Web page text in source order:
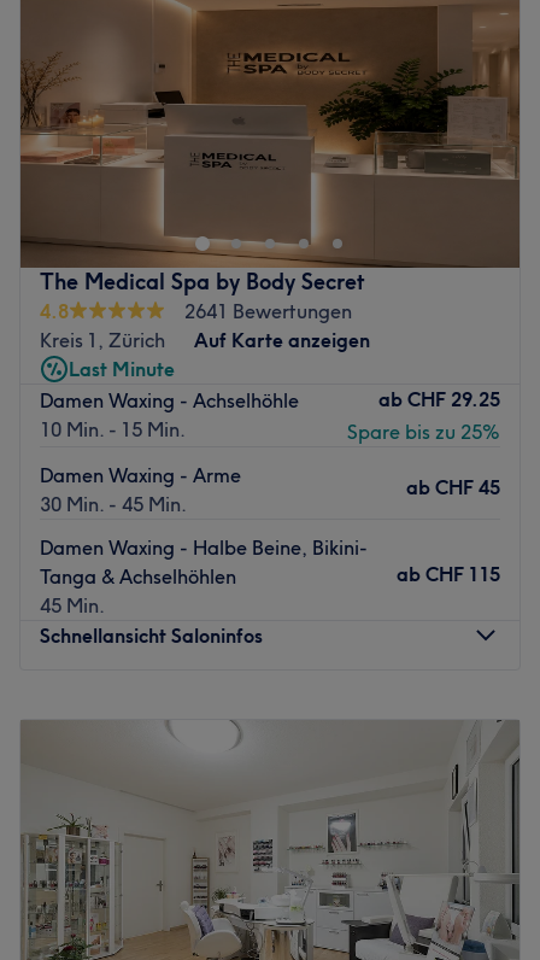
The Medical Spa by Body Secret
4.8
2641 Bewertungen
Kreis 1, Zürich
Auf Karte anzeigen
Last Minute
Damen Waxing - Achselhöhle
10 Min. - 15 Min.
ab CHF 29.25
Spare bis zu 25%
Damen Waxing - Arme
30 Min. - 45 Min.
ab CHF 45
Damen Waxing - Halbe Beine, Bikini-
Tanga & Achselhöhlen
45 Min.
ab CHF 115
Schnellansicht Saloninfos
21:00
21:00
21:00
Freitag
21:00
Samstag
09:00
18:00
Sonntag
Geschlossen
The Medical Spa – Your Luxury Medical Spa in Zurich